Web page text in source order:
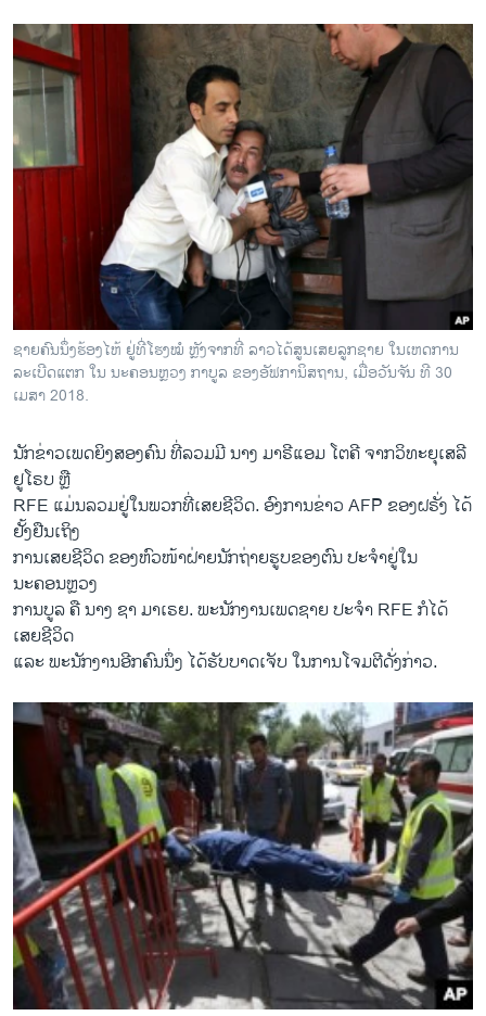
ຊາຍຄົນນຶ່ງຮ້ອງໄຫ້ ຢູ່ທີ່ໂຮງໝໍ ຫຼັງຈາກທີ່ ລາວໄດ້ສູນເສຍລູກຊາຍ ໃນເຫດການ
ລະເບີດແຕກ ໃນ ນະຄອນຫຼວງ ກາບູລ ຂອງອັຟການິສຖານ, ເມື່ອວັນຈັນ ທີ 30
ເມສາ 2018.
ນັກຂ່າວເພດຍິງສອງຄົນ ທີ່ລວມມີ ນາງ ມາຣີແອມ ໂຕຄີ ຈາກວິທະຍຸເສລີ
ຢູໂຣບ ຫຼື
RFE ແມ່ນລວມຢູ່ໃນພວກທີ່ເສຍຊີວິດ. ອົງການຂ່າວ AFP ຂອງຝຣັ່ງ ໄດ້
ຢັ້ງຢືນເຖິງ
ການເສຍຊີວິດ ຂອງຫົວໜ້າຝ່າຍນັກຖ່າຍຮູບຂອງຕົນ ປະຈຳຢູ່ໃນ
ນະຄອນຫຼວງ
ການບູລ ຄື ນາງ ຊາ ມາເຣຍ. ພະນັກງານເພດຊາຍ ປະຈຳ RFE ກໍໄດ້
ເສຍຊີວິດ
ແລະ ພະນັກງານອີກຄົນນຶ່ງ ໄດ້ຮັບບາດເຈັບ ໃນການໂຈມຕີດັ່ງກ່າວ.